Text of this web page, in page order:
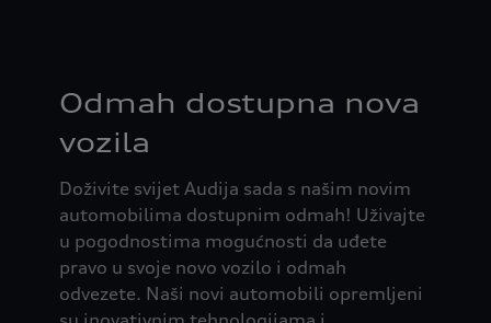
Odmah dostupna nova
vozila
Doživite svijet Audija sada s našim novim
automobilima dostupnim odmah! Uživajte
u pogodnostima mogućnosti da uđete
pravo u svoje novo vozilo i odmah
odvezete. Naši novi automobili opremljeni